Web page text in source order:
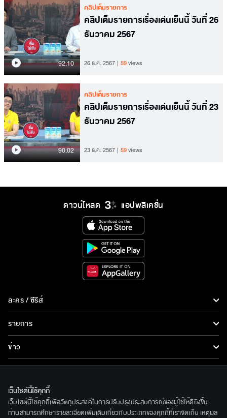
92.10
คลิปเต็มรายการ
คลิปเต็มรายการเรื่องเด่นเย็นนี้ วันที่ 26
ธันวาคม 2567
26 ธ.ค. 2567 59views
90.02
คลิปเต็มรายการ
คลิปเต็มรายการเรื่องเด่นเย็นนี้ วันที่ 23
ธันวาคม 2567
23 ธ.ค. 2567 59views
ดาวน์โหลด แอปพลิเคชั่น
ละคร / ซีรีส์
ละคร/ซีรีส์
ซีรีส์นานาชาติ
การ์ตูน & เกม
รายการ
รายการทั้งหมด
ข่าว
ข่าวทั้งหมด
ข่าวประชาสัมพันธ์
ทีวีออนไลน์
เกี่ยวกับเรา
BEC World
เว็บไซต์นี้ใช้คุกกี้
เว็บไซต์นี้ใช้คุกกี้เพื่อวัตถุประสงค์ในการปรับปรุงประสบการณ์ของผู้ใช้ให้ดียิ่งขึ้น
ท่านสามารถศึกษารายละเอียดเพิ่มเติมเกี่ยวกับประเภทของคุกกี้ที่เราจัดเก็บ เหตุผล